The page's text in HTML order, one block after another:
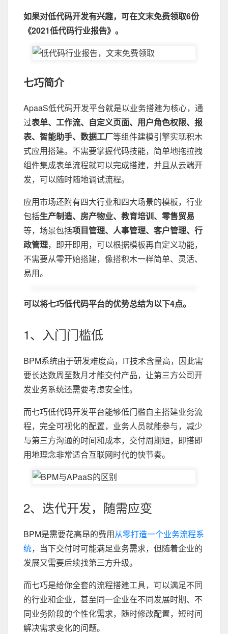
如果对低代码开发有兴趣，可在文末免费领取6份
《2021低代码行业报告》。
七巧简介
ApaaS低代码开发平台就是以业务搭建为核心，通
过表单、工作流、自定义页面、用户角色权限、报
表、智能助手、数据工厂等组件建模引擎实现积木
式应用搭建。不需要掌握代码技能，简单地拖拉拽
组件集成表单流程就可以完成搭建，并且从云端开
发，可以随时随地调试流程。
应用市场还附有四大行业和四大场景的模板，行业
包括生产制造、房产物业、教育培训、零售贸易
等，场景包括项目管理、人事管理、客户管理、行
政管理，即开即用，可以根据模板再自定义功能，
不需要从零开始搭建，像搭积木一样简单、灵活、
易用。
可以将七巧低代码平台的优势总结为以下4点。
1、入门门槛低
BPM系统由于研发难度高，IT技术含量高，因此需
要长达数周至数月才能交付产品，让第三方公司开
发业务系统还需要考虑安全性。
而七巧低代码开发平台能够低门槛自主搭建业务流
程，完全可视化的配置，业务人员就能参与，减少
与第三方沟通的时间和成本，交付周期短，即搭即
用地理念非常适合互联网时代的快节奏。
2、迭代开发，随需应变
BPM是需要花高昂的费用从零打造一个业务流程系
统，当下交付时可能满足业务需求，但随着企业的
发展又需要后续找第三方升级。
而七巧是给你全套的流程搭建工具，可以满足不同
的行业和企业，甚至同一企业在不同发展时期、不
同业务阶段的个性化需求，随时修改配置，短时间
解决需求变化的问题。